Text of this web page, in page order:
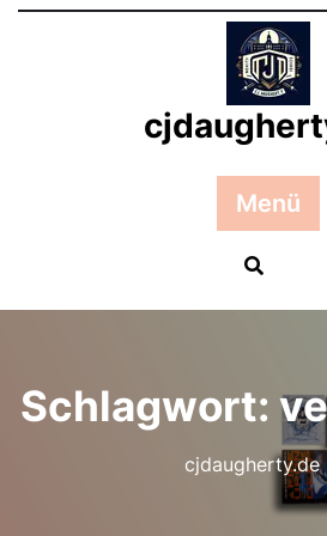
Zum
Menü
Schlagwort:
cjdaugherty.de